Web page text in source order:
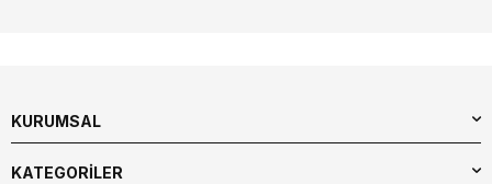
KURUMSAL
KATEGORİLER